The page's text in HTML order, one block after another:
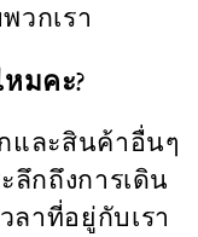
วกเรา
มคะ?
และสินค้าอื่นๆ
ลึกถึงการเดิน
าที่อยู่กับเรา